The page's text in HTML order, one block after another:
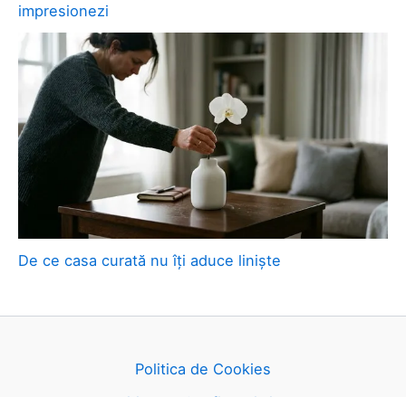
impresionezi
De ce casa curată nu îți aduce liniște
Politica de Cookies